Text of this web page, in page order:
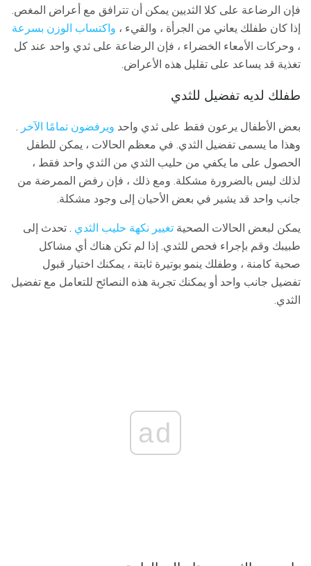
فإن الرضاعة على كلا الثديين يمكن أن تترافق مع أعراض المغص.
إذا كان طفلك يعاني من الجرأة ، والقيء ، واكتساب الوزن بسرعة
، وحركات الأمعاء الخضراء ، فإن الرضاعة على ثدي واحد عند كل
تغذية قد يساعد على تقليل هذه الأعراض.
طفلك لديه تفضيل للثدي
بعض الأطفال يرعون فقط على ثدي واحد ويرفضون تمامًا الآخر .
وهذا ما يسمى تفضيل الثدي. في معظم الحالات ، يمكن للطفل
الحصول على ما يكفي من حليب الثدي من الثدي واحد فقط ،
لذلك ليس بالضرورة مشكلة. ومع ذلك ، فإن رفض الممرضة من
جانب واحد قد يشير في بعض الأحيان إلى وجود مشكلة.
يمكن لبعض الحالات الصحية تغيير نكهة حليب الثدي . تحدث إلى
طبيبك وقم بإجراء فحص للثدي. إذا لم تكن هناك أي مشاكل
صحية كامنة ، وطفلك ينمو بوتيرة ثابتة ، يمكنك اختيار قبول
تفضيل جانب واحد أو يمكنك تجربة هذه النصائح للتعامل مع تفضيل
الثدي.
ad